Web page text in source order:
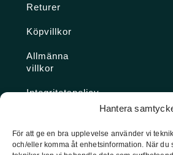
Hantera
För att ge en bra upplevelse använder vi
och/eller komma åt enhetsinformation. När du
Returer
Köpvillkor
Allmänna
villkor
Integritetspolicy
Konto